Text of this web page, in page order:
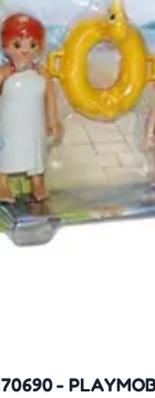
-